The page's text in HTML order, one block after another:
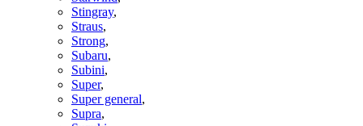
Stingray,
Straus,
Strong,
Subaru,
Subini,
Super,
Super general,
Supra,